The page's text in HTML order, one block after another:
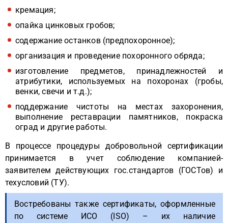
кремация;
опайка цинковых гробов;
содержание останков (предпохоронное);
организация и проведение похоронного обряда;
изготовление предметов, принадлежностей и
атрибутики, используемых на похоронах (гробы,
венки, свечи и т.д.);
поддержание чистоты на местах захоронения,
выполнение реставрации памятников, покраска
оград и другие работы.
В процессе процедуры добровольной сертификации
принимается в учет соблюдение компанией-
заявителем действующих гос.стандартов (ГОСТов) и
техусловий (ТУ).
Востребованы также сертификаты, оформленные
по системе ИСО (ISO) – их наличие